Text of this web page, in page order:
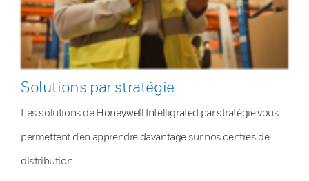
Solutions par stratégie
Les solutions de Honeywell Intelligrated par stratégie vous
permettent d’en apprendre davantage sur nos centres de
distribution.